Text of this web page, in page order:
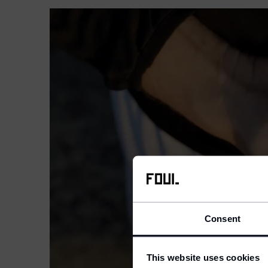
Consent
This website uses cookies